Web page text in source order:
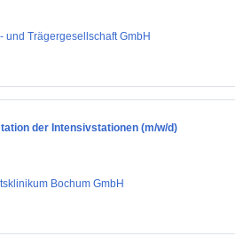
und Trägergesellschaft GmbH
der Intensivstationen (m/w/d)
Bochum GmbH